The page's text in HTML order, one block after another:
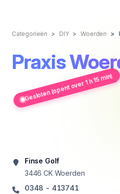
Categorieën DIY Woerden
Praxis
Gesloten (opent over 1 h 15 min)
Finse Golf
3446 CK Woerden
0348 - 413741